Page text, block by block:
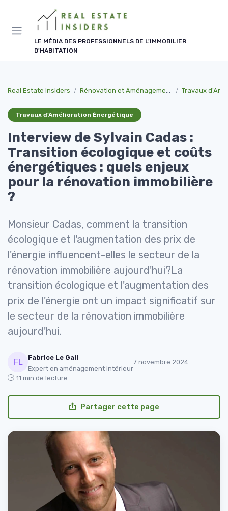
LE MÉDIA DES PROFESSIONNELS DE L'IMMOBILIER
D'HABITATION
Real Estate Insiders Rénovation et Aménagement Travaux
Travaux d'Amélioration Énergétique
Interview de Sylvain Cadas :
Transition écologique et coûts
énergétiques : quels enjeux
pour la rénovation immobilière
?
Monsieur Cadas, comment la transition
écologique et l'augmentation des prix de
l'énergie influencent-elles le secteur de la
rénovation immobilière aujourd'hui?La
transition écologique et l'augmentation des
prix de l'énergie ont un impact significatif sur
le secteur de la rénovation immobilière
aujourd'hui.
Fabrice Le Gall
Expert en aménagement intérieur
7 novembre 2024
11 min de lecture
Partager cette page